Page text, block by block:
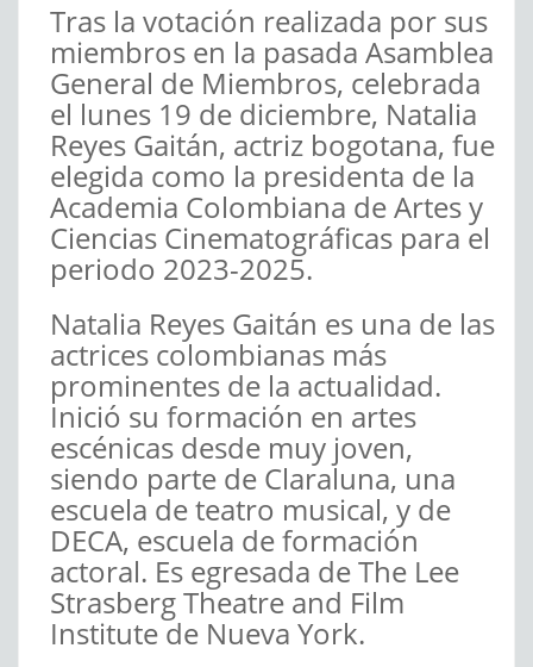
Tras la votación realizada por sus
miembros en la pasada Asamblea
General de Miembros, celebrada
el lunes 19 de diciembre, Natalia
Reyes Gaitán, actriz bogotana, fue
elegida como la presidenta de la
Academia Colombiana de Artes y
Ciencias Cinematográficas para el
periodo 2023-2025.
Natalia Reyes Gaitán es una de las
actrices colombianas más
prominentes de la actualidad.
Inició su formación en artes
escénicas desde muy joven,
siendo parte de Claraluna, una
escuela de teatro musical, y de
DECA, escuela de formación
actoral. Es egresada de The Lee
Strasberg Theatre and Film
Institute de Nueva York.